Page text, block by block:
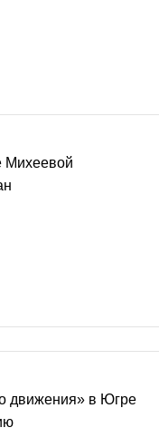
Михеевой
движения» в Югре